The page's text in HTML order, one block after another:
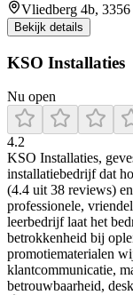
Vliedberg 4b, 3356
Bekijk details
KSO Installaties
Nu open
4.2
KSO Installaties,
installatiebedrijf dat
(4.4 uit 38 reviews)
professionele,
leerbedrijf laat het
betrokkenheid bij
promotiematerialen
klantcommunicatie,
betrouwbaarheid,